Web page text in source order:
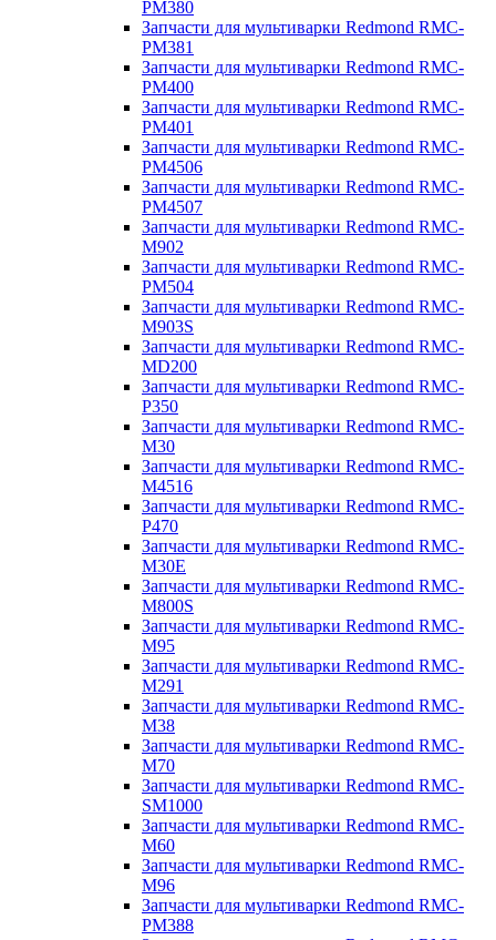
PM380
Запчасти для мультиварки Redmond RMC-
PM381
Запчасти для мультиварки Redmond RMC-
PM400
Запчасти для мультиварки Redmond RMC-
PM401
Запчасти для мультиварки Redmond RMC-
PM4506
Запчасти для мультиварки Redmond RMC-
PM4507
Запчасти для мультиварки Redmond RMC-
M902
Запчасти для мультиварки Redmond RMC-
PM504
Запчасти для мультиварки Redmond RMC-
M903S
Запчасти для мультиварки Redmond RMC-
MD200
Запчасти для мультиварки Redmond RMC-
P350
Запчасти для мультиварки Redmond RMC-
M30
Запчасти для мультиварки Redmond RMC-
M4516
Запчасти для мультиварки Redmond RMC-
P470
Запчасти для мультиварки Redmond RMC-
M30E
Запчасти для мультиварки Redmond RMC-
M800S
Запчасти для мультиварки Redmond RMC-
M95
Запчасти для мультиварки Redmond RMC-
M291
Запчасти для мультиварки Redmond RMC-
M38
Запчасти для мультиварки Redmond RMC-
M70
Запчасти для мультиварки Redmond RMC-
SM1000
Запчасти для мультиварки Redmond RMC-
M60
Запчасти для мультиварки Redmond RMC-
M96
Запчасти для мультиварки Redmond RMC-
PM388